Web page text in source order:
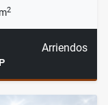
2
Arriendos